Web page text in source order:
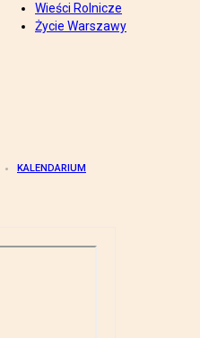
Wieści Rolnicze
Życie Warszawy
KALENDARIUM